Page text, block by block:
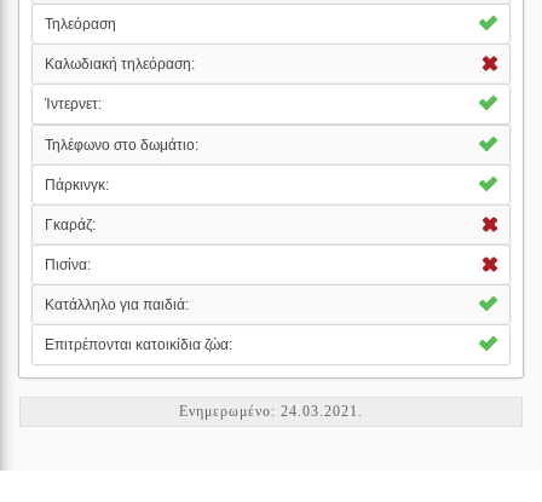
Τηλεόραση
Καλωδιακή τηλεόραση:
Ίντερνετ:
Τηλέφωνο στο δωμάτιο:
Πάρκινγκ:
Γκαράζ:
Πισίνα:
Κατάλληλο για παιδιά:
Επιτρέπονται κατοικίδια ζώα:
Ενημερωμένο: 24.03.2021.